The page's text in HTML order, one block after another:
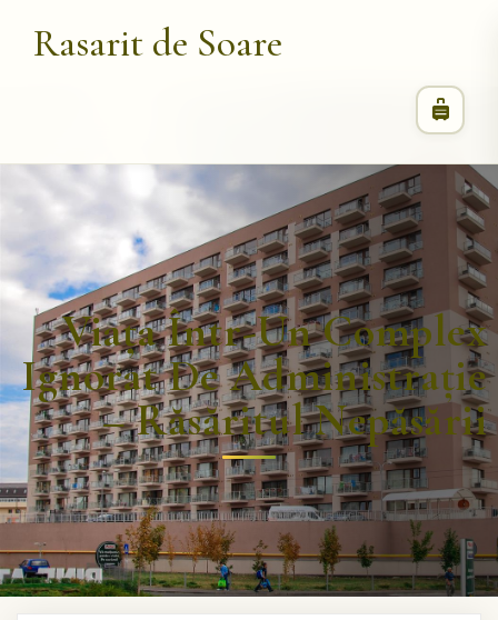
Rasarit de Soare
Viața Într-Un Complex
Ignorat De Administrație
– Răsăritul Nepăsării